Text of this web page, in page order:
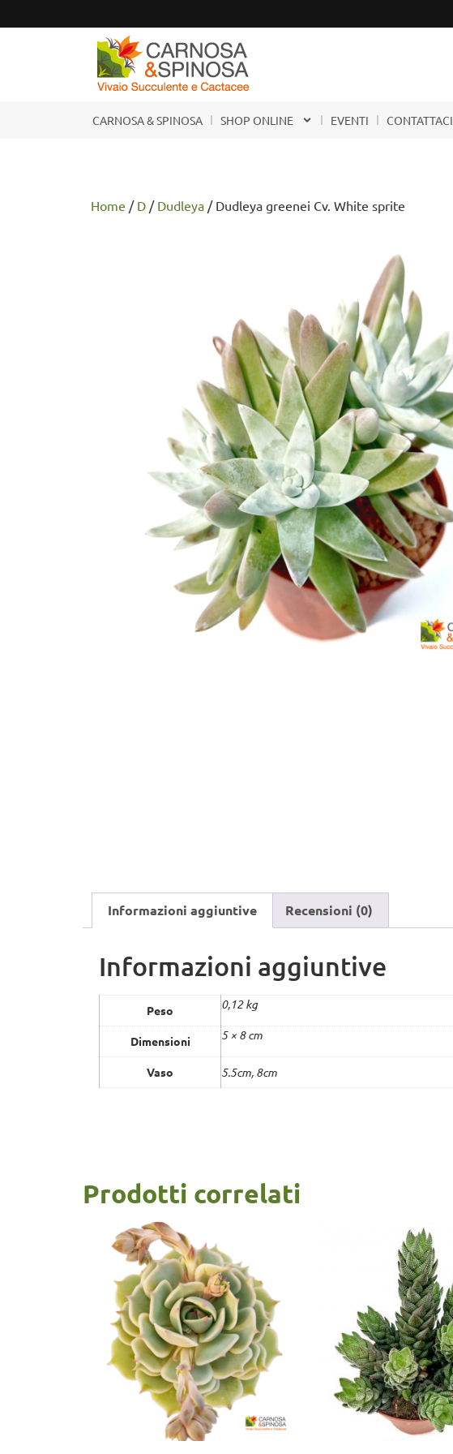
CARNOSA & SPINOSA SHOP ONLINE EVENTI CONTATTACI
Home / D / Dudleya / Dudleya greenei Cv. White sprite
Informazioni aggiuntive Recensioni (0)
Informazioni aggiuntive
Peso 0,12 kg
Dimensioni 5 × 8 cm
Vaso 5.5cm, 8cm
Prodotti correlati